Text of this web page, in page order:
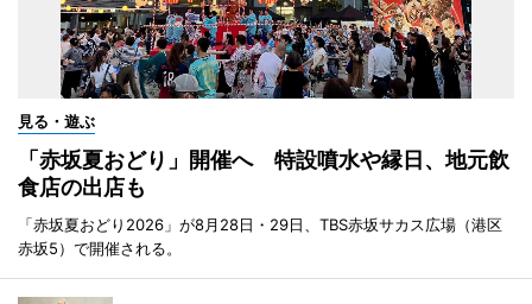
見る・遊ぶ
「赤坂夏おどり」開催へ 特設噴水や縁日、地元飲
食店の出店も
「赤坂夏おどり2026」が8月28日・29日、TBS赤坂サカス広場（港区
赤坂5）で開催される。